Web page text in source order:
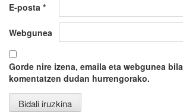
E-posta *
Webgunea
Gorde nire izena, emaila eta webgunea
komentatzen dudan hurrengorako.